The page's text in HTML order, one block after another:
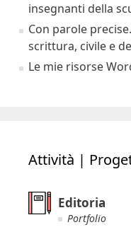
insegnanti della
Con parole
scrittura, civile e
Le mie risorse
Attività |
Editoria
Portfolio